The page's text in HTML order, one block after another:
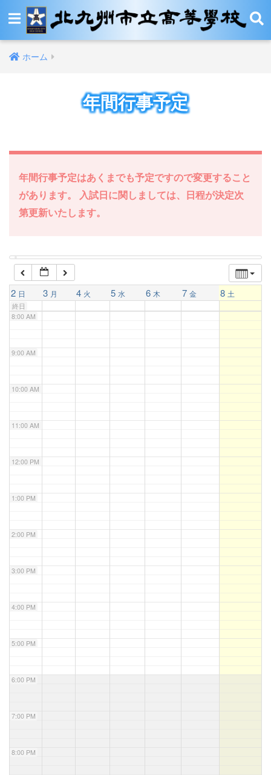
ホーム
年間行事予定
年間行事予定はあくまでも予定ですので変更すること
があります。 入試日に関しましては、日程が決定次
第更新いたします。
2 日 3 月 4 火 5 水 6 木 7 金 8 土
終日
12:00 AM
1:00 AM
4:00 AM
5:00 AM
7:00 AM
8:00 AM
9:00 AM
10:00 AM
11:00 AM
12:00 PM
1:00 PM
2:00 PM
3:00 PM
4:00 PM
5:00 PM
6:00 PM
7:00 PM
8:00 PM